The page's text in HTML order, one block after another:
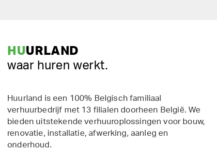
HUURLAND
waar huren werkt.
Huurland is een 100% Belgisch familiaal
verhuurbedrijf met 13 filialen doorheen België. We
bieden uitstekende verhuuroplossingen voor bouw,
renovatie, installatie, afwerking, aanleg en
onderhoud.